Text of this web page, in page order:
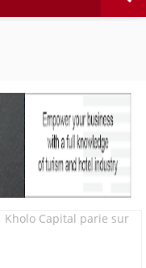
Kholo Capital parie sur